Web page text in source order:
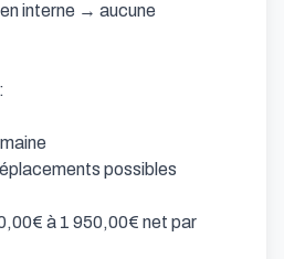
interne → aucune
possibles
à 1 950,00€ net par